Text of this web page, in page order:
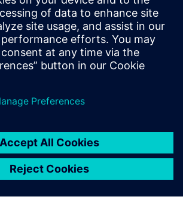
унікальних характеристик
зелених дахів у США.
посібник про EaaS